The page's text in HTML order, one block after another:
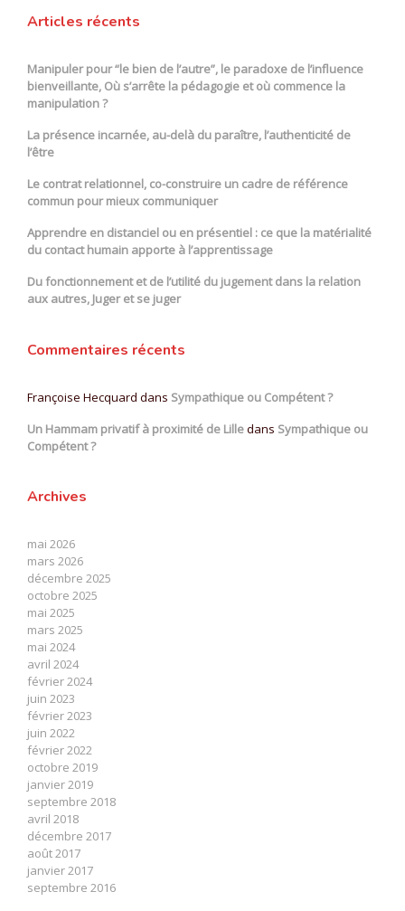
Articles récents
Manipuler pour “le bien de l’autre”, le paradoxe de l’influence
bienveillante, Où s’arrête la pédagogie et où commence la
manipulation ?
La présence incarnée, au-delà du paraître, l’authenticité de
l’être
Le contrat relationnel, co-construire un cadre de référence
commun pour mieux communiquer
Apprendre en distanciel ou en présentiel : ce que la matérialité
du contact humain apporte à l’apprentissage
Du fonctionnement et de l’utilité du jugement dans la relation
aux autres, Juger et se juger
Commentaires récents
Françoise Hecquard dans Sympathique ou Compétent ?
Un Hammam privatif à proximité de Lilledans Sympathique ou
Compétent ?
Archives
mai 2026
mars 2026
décembre 2025
octobre 2025
mai 2025
mars 2025
mai 2024
avril 2024
février 2024
juin 2023
février 2023
juin 2022
février 2022
octobre 2019
janvier 2019
septembre 2018
avril 2018
décembre 2017
août 2017
janvier 2017
septembre 2016